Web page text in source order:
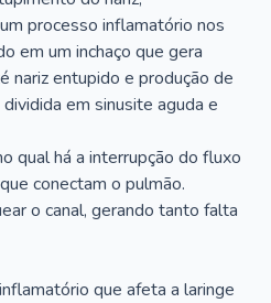
processo inflamatório nos
em um inchaço que gera
nariz entupido e produção de
em sinusite aguda e
qual há a interrupção do fluxo
conectam o pulmão.
o canal, gerando tanto falta
que afeta a laringe